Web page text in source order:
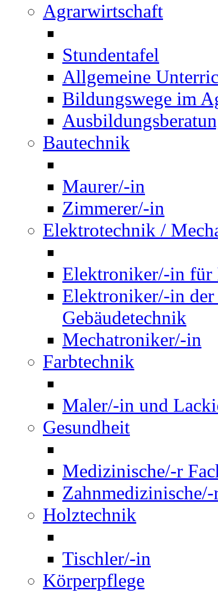
Agrarwirtschaft
Stundentafel
Allgemeine
Bildungswege im
Bautechnik
Maurer/-in
Zimmerer/-in
Elektrotechnik /
Elektroniker/-in für
Elektroniker/-in
Gebäudetechnik
Mechatroniker/-in
Farbtechnik
Maler/-in und
Gesundheit
Medizinische/-r
Holztechnik
Tischler/-in
Körperpflege